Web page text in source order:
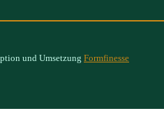
und Umsetzung Formfinesse